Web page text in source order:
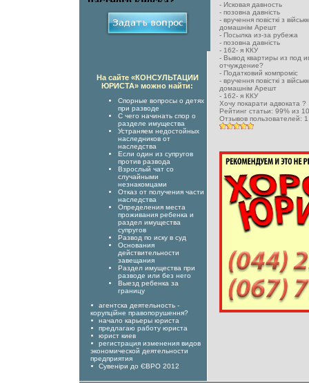
- Исковая давность
- позовна давність
- вручення повісткі з
домашнім Арешт
- Посылка из-за рубежа
- позовна давність
- 162- я ККУ
- Вывод квартиры из под
отчуждение?
- Податковий компроміс
- вручення повісткі з
домашнім Арешт
- 162- я ККУ
Хочу покарати адвоката ?
Рейтинг статьи: 99% из
Отзывов пользователей: 1
На сайте «КОНСУЛЬТАЦИИ
ЮРИСТА» можно найти:
Спорные вопросы о детях
при разводе
С чего начинать спор о
разделе имущества
Устраняем недостойных
наследников от
наследства
Если один из супругов
против развода
Взрослый чат со
случайными
незнакомцами
Отказ от получения части
наследства
Определения места
проживания ребенка и
раздел имущества
супругов
Развод по иску в суд
Основания
действительности
завещания
Раздел имущества при
разводе или без него
Выезд ребенка за
границу
агентска деятельность -
корупційне правопорушення?
начало карьеры юриста
предлагаю работу юриста
юрист киев
регистрация изменения видов
экономической деятельности
предприятия
Сувеніри до ЄВРО 2012